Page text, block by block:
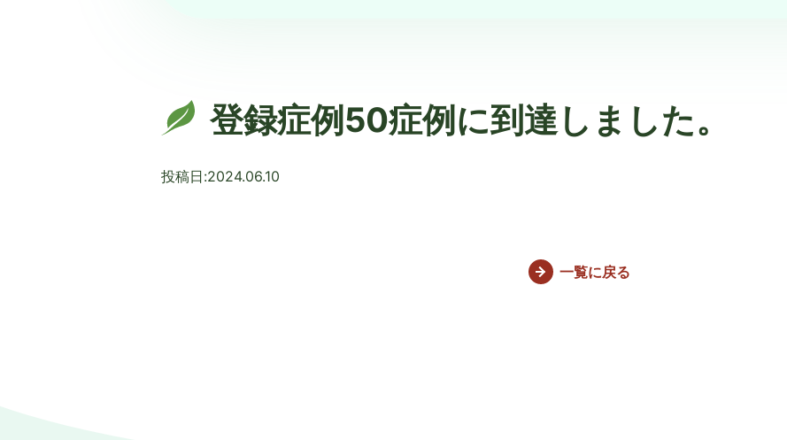
登録症例50症例に到達しました。
投稿日:2024.06.10
一覧に戻る